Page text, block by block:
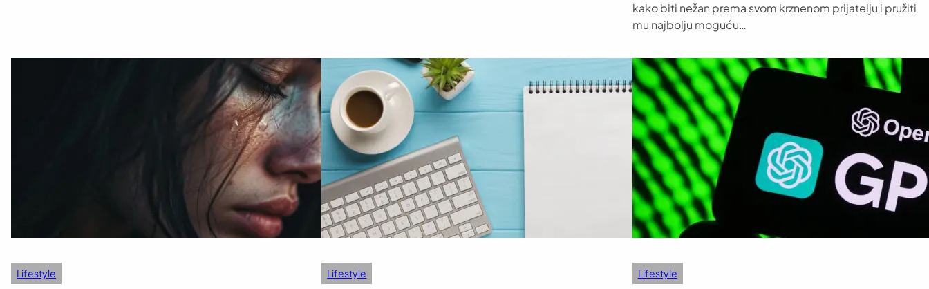
kako biti nežan prema svom krznenom prijatelju i pružiti
mu najbolju moguću…
Lifestyle Lifestyle Lifestyle